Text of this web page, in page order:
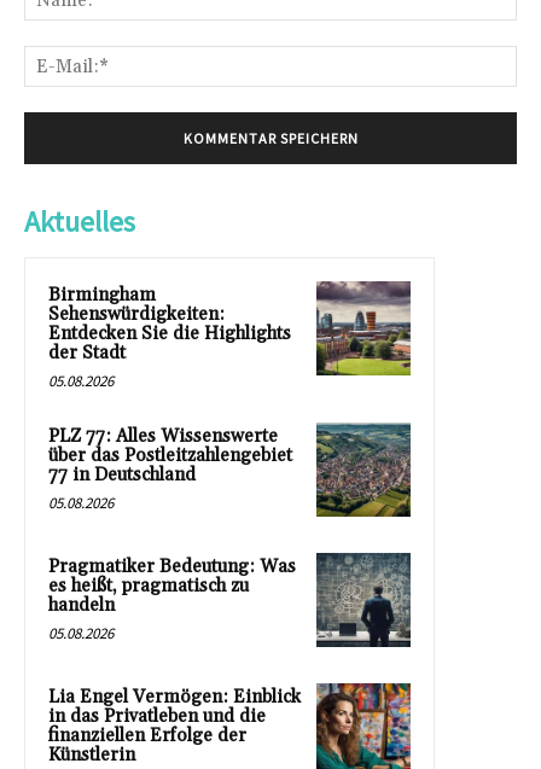
Aktuelles
Birmingham
Sehenswürdigkeiten:
Entdecken Sie die Highlights
der Stadt
05.08.2026
PLZ 77: Alles Wissenswerte
über das Postleitzahlengebiet
77 in Deutschland
05.08.2026
Pragmatiker Bedeutung: Was
es heißt, pragmatisch zu
handeln
05.08.2026
Lia Engel Vermögen: Einblick
in das Privatleben und die
finanziellen Erfolge der
Künstlerin